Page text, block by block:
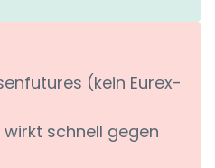
(kein Eurex-
wirkt schnell gegen